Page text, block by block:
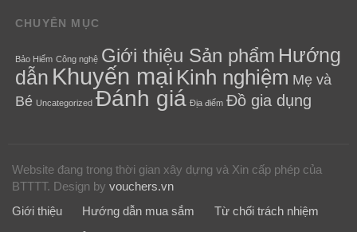
CHUYÊN MỤC
Bảo Hiểm Công nghệ Giới thiệu Sản phẩm Hướng
dẫn Khuyến mại Kinh nghiệm Mẹ và
Bé Uncategorized Đánh giá Địa điểm Đồ gia dụng
Website đang trong thời gian xây dựng và Xin cấp phép của
BTTTT. Design by vouchers.vn
Giới thiệu
Hướng dẫn mua sắm
Từ chối trách nhiệm